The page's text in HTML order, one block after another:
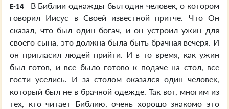
E-14
В Библии однажды был один человек, о котором
говорил Иисус в Своей известной притче. Что Он
сказал, что был один богач, и он устроил ужин для
своего сына, это должна была быть брачная вечеря. И
он пригласил людей прийти. И в то время, как ужин
был готов, и все было готово к подаче на стол, все
гости уселись. И за столом оказался один человек,
который был не в брачной одежде. Так вот, многим из
тех, кто читает Библию, очень хорошо знакомо это